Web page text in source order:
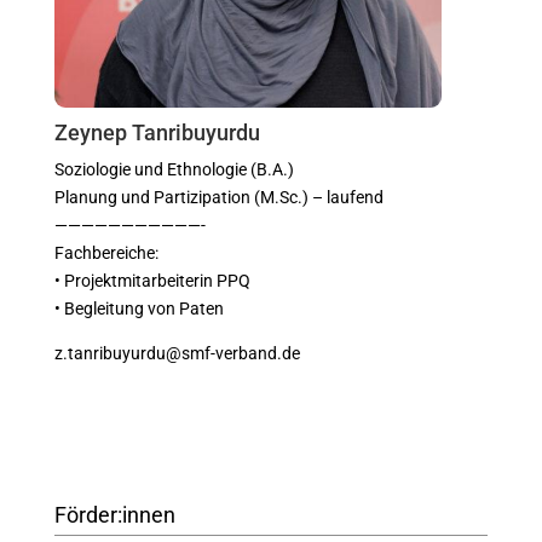
Zeynep Tanribuyurdu
Soziologie und Ethnologie (B.A.)
Planung und Partizipation (M.Sc.) – laufend
———————————-
Fachbereiche:
• Projektmitarbeiterin PPQ
• Begleitung von Paten
z.tanribuyurdu@smf-verband.de
Förder:innen